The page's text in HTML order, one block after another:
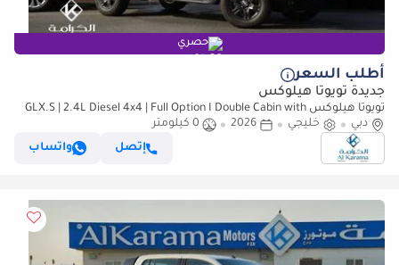
حصري
أطلب السعر
جديدة تويوتا هيلوكس
تويوتا هيلوكس GLX.S | 2.4L Diesel 4x4 | Full Option I Double Cabin with
Bed Liner | Automatic Transmission (للتصدير فقط)
دبي خليجي 2026
0 كيلومتر
إتصل
واتساب